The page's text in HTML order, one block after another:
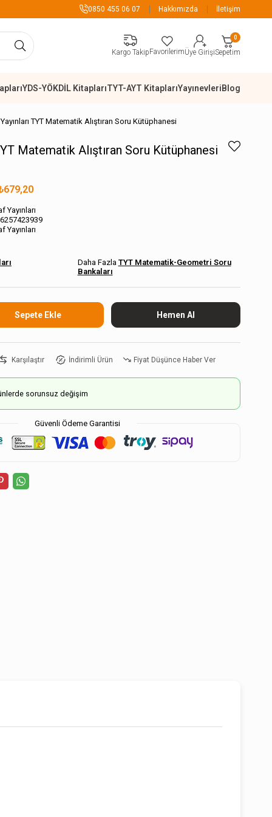
899 TL Üzeri Alışverişlerde Kargo
0850 455 06 07 Hakkımızda İletişim
Kargo TakipFavorilerimÜye GirişiSepetim
0
YDS-YÖKDİL KitaplarıTYT-AYT KitaplarıYayınevleriBlog
TYT Matematik Alıştıran Soru Kütüphanesi
Matematik Alıştıran Soru Kütüphanesi
Yayınları
Yayınları
TYT Matematik-Geometri Soru
Bankaları
Karşılaştır İndirimli Ürün Fiyat Düşünce Haber Ver
sorunsuz değişim
Güvenli Ödeme Garantisi